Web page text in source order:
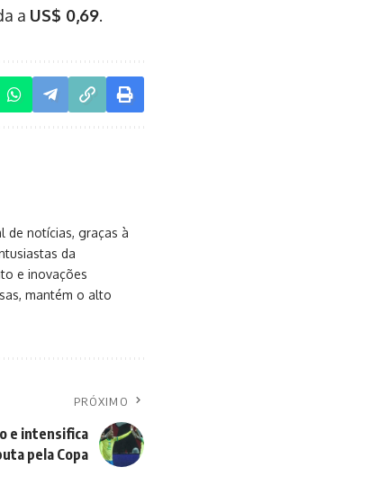
a US$ 0,69.
de notícias, graças à
da
e inovações
mantém o alto
PRÓXIMO
e intensifica
pela Copa